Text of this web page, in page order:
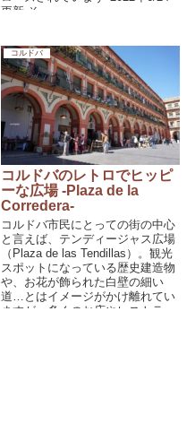
更新 そ...
コルドバ
コルドバのレトロでヒッピ
ーな広場 -Plaza de la
Corredera-
コルドバ市民にとっての街の中心
と言えば、テンディージャス広場
（Plaza de las Tendillas）。観光
スポットになっている歴史建造物
や、お花が飾られた白壁の細い
道…とはイメージがかけ離れてい
ますが、多くのお店やレストラ